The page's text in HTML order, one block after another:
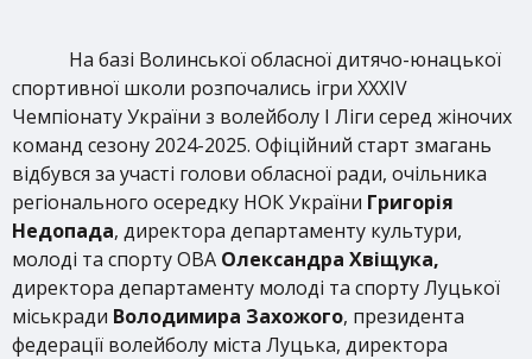
На базі Волинської обласної дитячо-юнацької
спортивної школи розпочались ігри ХXXIV
Чемпіонату України з волейболу І Ліги серед жіночих
команд сезону 2024-2025. Офіційний старт змагань
відбувся за участі голови обласної ради, очільника
регіонального осередку НОК України Григорія
Недопада, директора департаменту культури,
молоді та спорту ОВА Олександра Хвіщука,
директора департаменту молоді та спорту Луцької
міськради Володимира Захожого, президента
федерації волейболу міста Луцька, директора